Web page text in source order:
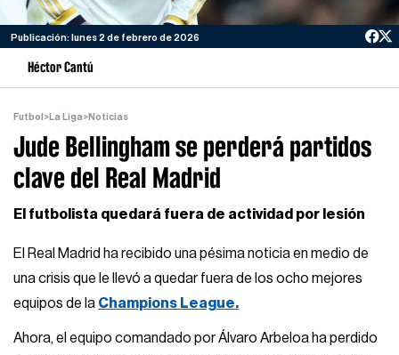
Publicación: lunes 2 de febrero de 2026
Héctor Cantú
Futbol >La Liga>Noticias
Jude Bellingham se perderá partidos
clave del Real Madrid
El futbolista quedará fuera de actividad por lesión
El Real Madrid ha recibido una pésima noticia en medio de
una crisis que le llevó a quedar fuera de los ocho mejores
equipos de la Champions League.
Ahora, el equipo comandado por Álvaro Arbeloa ha perdido